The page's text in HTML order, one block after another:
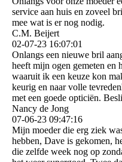
service aan huis en zoveel
mee wat is er nog nodig.
C.M. Beijert
02-07-23 16:07:01
Onlangs een nieuwe bril
heeft mijn ogen gemeten en
waaruit ik een keuze kon
keurig en naar volle
met een goede opticiën.
Nancy de Jong
07-06-23 09:47:16
Mijn moeder die erg ziek
hebben, Dave is gekomen,
die zelfde week nog op